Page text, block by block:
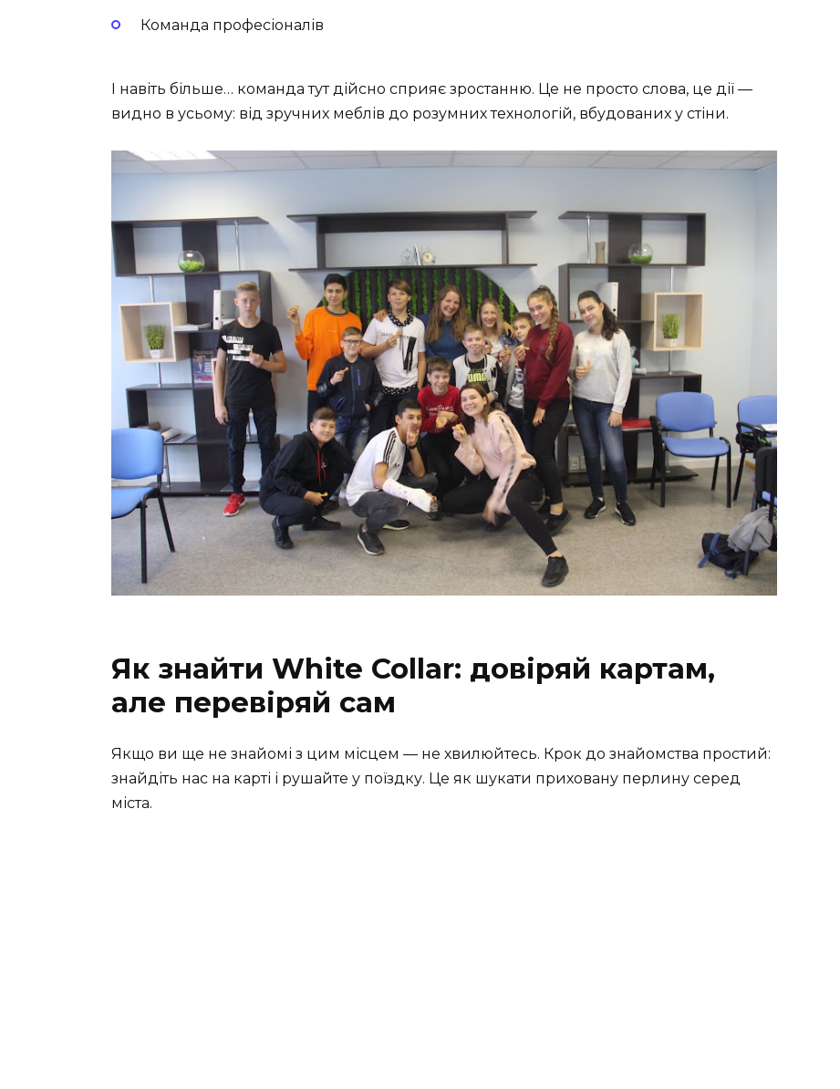
Команда професіоналів
І навіть більше… команда тут дійсно сприяє зростанню. Це не просто слова, це дії —
видно в усьому: від зручних меблів до розумних технологій, вбудованих у стіни.
Як знайти White Collar: довіряй картам,
але перевіряй сам
Якщо ви ще не знайомі з цим місцем — не хвилюйтесь. Крок до знайомства простий:
знайдіть нас на карті і рушайте у поїздку. Це як шукати приховану перлину серед
міста.